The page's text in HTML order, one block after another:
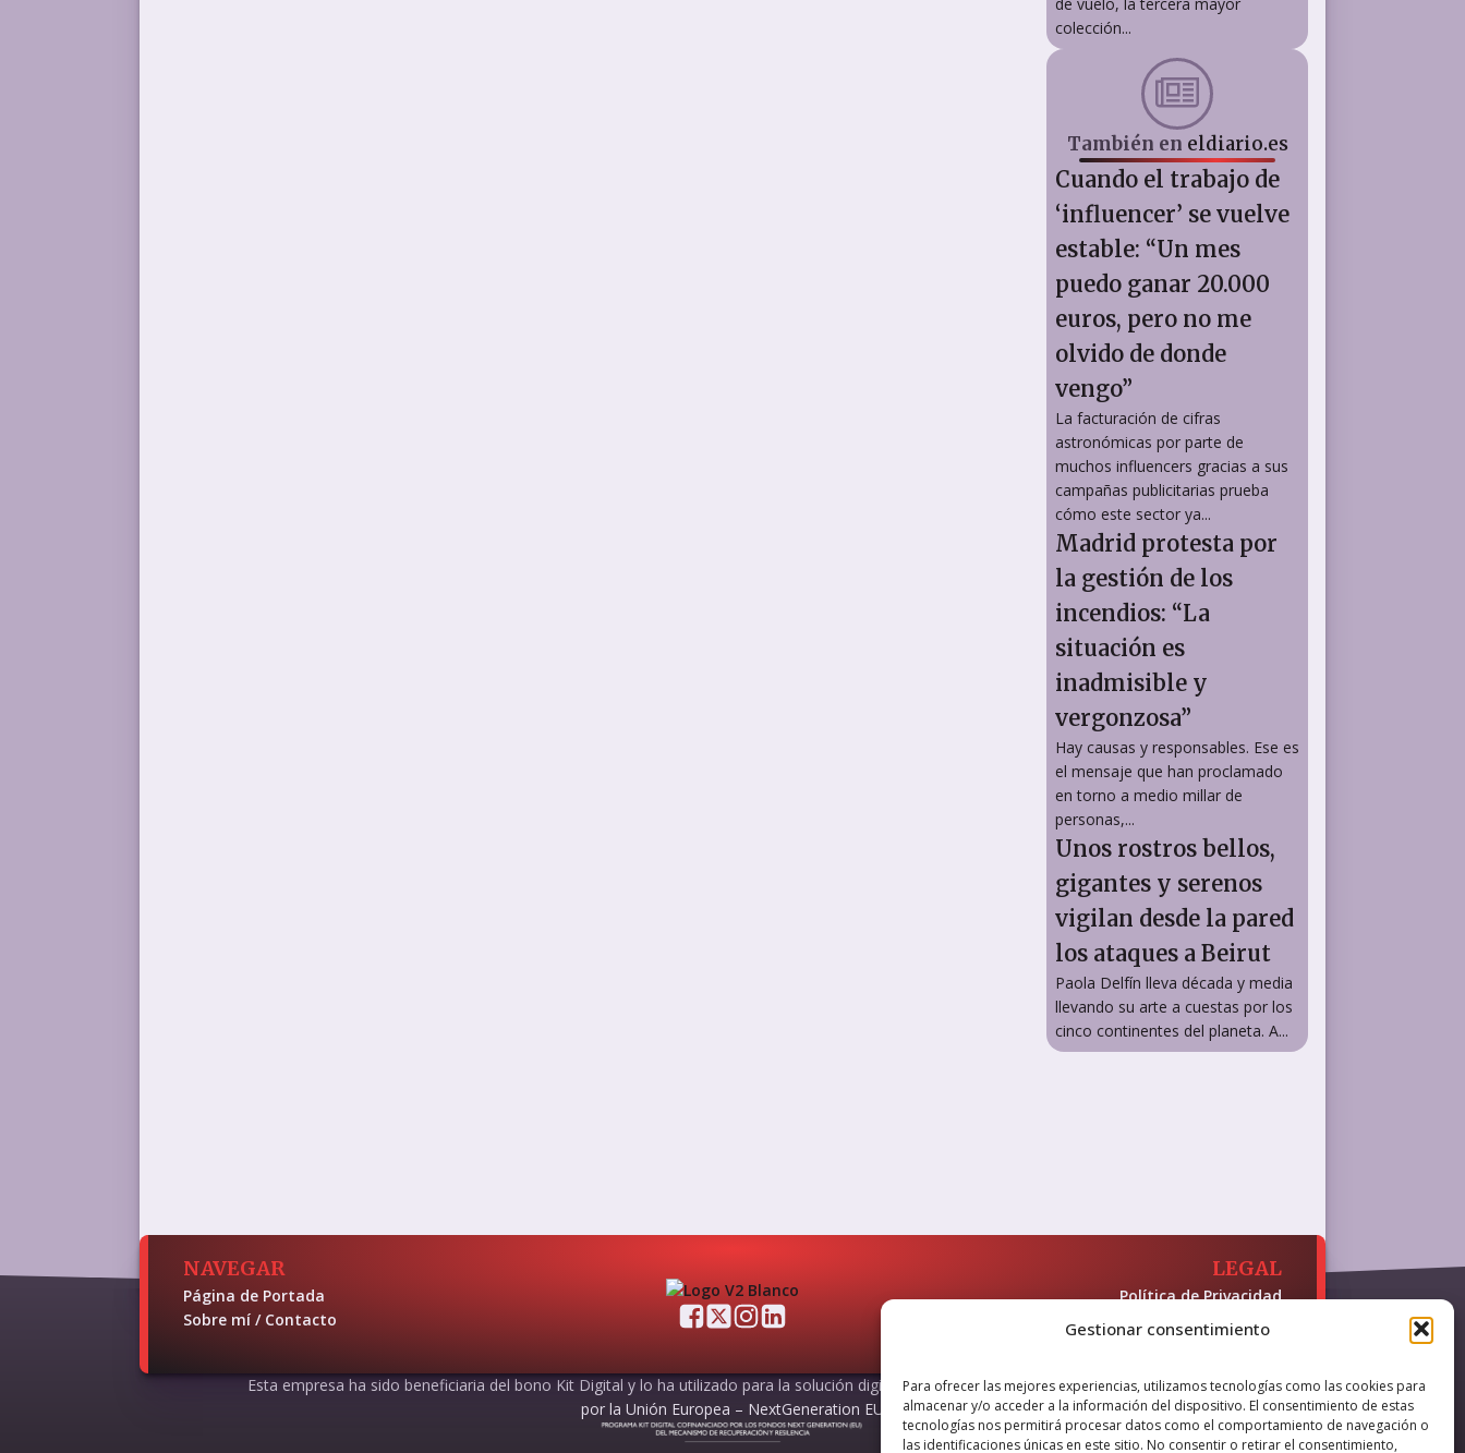
Gestionar consentimiento
Para ofrecer las mejores experiencias, utilizamos tecnologías como las cookies para
almacenar y/o acceder a la información del dispositivo. El consentimiento de estas
tecnologías nos permitirá procesar datos como el comportamiento de navegación o
las identificaciones únicas en este sitio. No consentir o retirar el consentimiento,
colección...
También en eldiario.es
Cuando el trabajo de
‘influencer’ se vuelve
estable: “Un mes
puedo ganar 20.000
euros, pero no me
olvido de donde
vengo”
La facturación de cifras
astronómicas por parte de
muchos influencers gracias a sus
campañas publicitarias prueba
cómo este sector ya...
Madrid protesta por
la gestión de los
incendios: “La
situación es
inadmisible y
vergonzosa”
Hay causas y responsables. Ese es
el mensaje que han proclamado
en torno a medio millar de
personas,...
Unos rostros bellos,
gigantes y serenos
vigilan desde la pared
los ataques a Beirut
Paola Delfín lleva década y media
llevando su arte a cuestas por los
cinco continentes del planeta. A...
NAVEGAR
Página de Portada
Sobre mí / Contacto
LEGAL
Política de Privacidad
Política de Cookies
Esta empresa ha sido beneficiaria del bono Kit Digital y lo ha utilizado para la solución digital: Sitio web y presencia en internet, financiado
por la Unión Europea – NextGeneration EU